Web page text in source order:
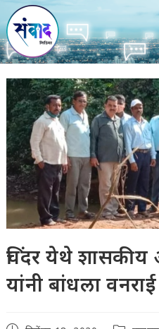
Skip
to
content
चिंदर येथे शासकीय
यांनी बांधला